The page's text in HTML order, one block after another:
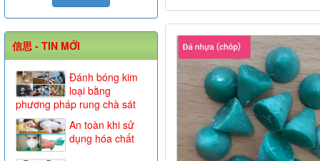
信思 - TIN MỚI
Đánh bóng kim
loại bằng
phương pháp rung chà sát
An toàn khi sử
dụng hóa chất